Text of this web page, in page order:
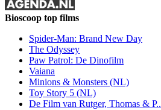
Bioscoop top films
Spider-Man: Brand New Day
The Odyssey
Paw Patrol: De Dinofilm
Vaiana
Minions & Monsters (NL)
Toy Story 5 (NL)
De Film van Rutger, Thomas & P..